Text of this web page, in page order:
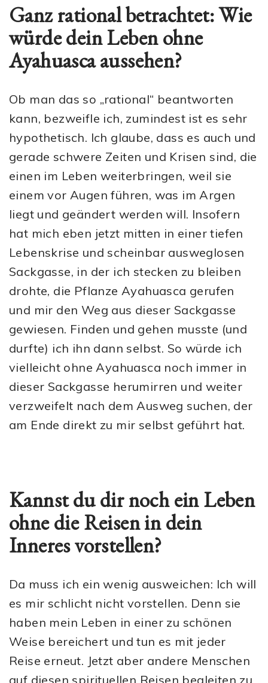
Ganz rational betrachtet: Wie
würde dein Leben ohne
Ayahuasca aussehen?
Ob man das so „rational“ beantworten
kann, bezweifle ich, zumindest ist es sehr
hypothetisch. Ich glaube, dass es auch und
gerade schwere Zeiten und Krisen sind, die
einen im Leben weiterbringen, weil sie
einem vor Augen führen, was im Argen
liegt und geändert werden will. Insofern
hat mich eben jetzt mitten in einer tiefen
Lebenskrise und scheinbar ausweglosen
Sackgasse, in der ich stecken zu bleiben
drohte, die Pflanze Ayahuasca gerufen
und mir den Weg aus dieser Sackgasse
gewiesen. Finden und gehen musste (und
durfte) ich ihn dann selbst. So würde ich
vielleicht ohne Ayahuasca noch immer in
dieser Sackgasse herumirren und weiter
verzweifelt nach dem Ausweg suchen, der
am Ende direkt zu mir selbst geführt hat.
Kannst du dir noch ein Leben
ohne die Reisen in dein
Inneres vorstellen?
Da muss ich ein wenig ausweichen: Ich will
es mir schlicht nicht vorstellen. Denn sie
haben mein Leben in einer zu schönen
Weise bereichert und tun es mit jeder
Reise erneut. Jetzt aber andere Menschen
auf diesen spirituellen Reisen begleiten zu